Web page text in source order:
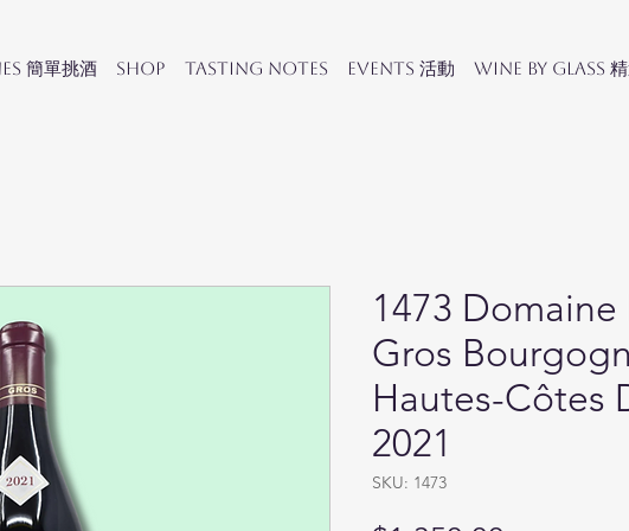
簡單挑酒 SHOP Tasting Notes Events 活動 Wine by Glass 精
1473 Domaine
Gros
Hautes-Côtes
2021
SKU: 1473